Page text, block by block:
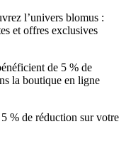
l’univers blomus :
et offres exclusives
de 5 % de
la boutique en ligne
% de réduction sur votre